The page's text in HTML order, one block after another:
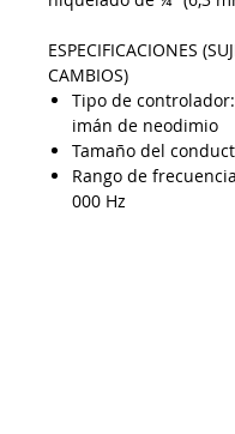
ESPECIFICACIONES
CAMBIOS)
Tipo de
imán de neodimio
Tamaño del
Rango de
000 Hz